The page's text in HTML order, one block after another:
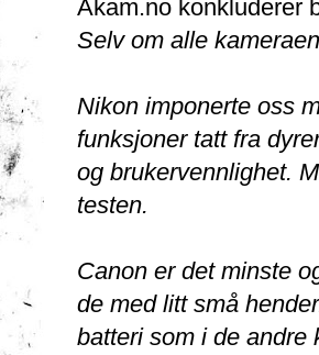
Akam.no konkluderer
Selv om alle
Nikon imponerte oss
funksjoner tatt fra
og brukervennlighet.
testen.
Canon er det minste
de med litt små
batteri som i de andre